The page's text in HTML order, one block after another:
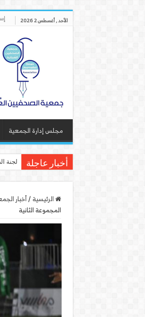
الأحد , أغسطس 2 2026
مجلس إدارة الجمعية
أخبار عاجلة لجنة
الرئيسية /أخبار
المجموعة الثانية